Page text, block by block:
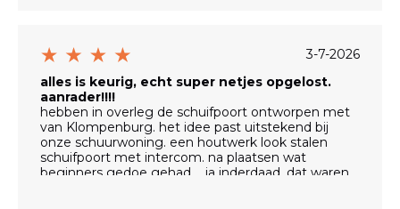
3-7-2026
alles is keurig, echt super netjes opgelost.
aanrader!!!!
hebben in overleg de schuifpoort ontworpen met
van Klompenburg. het idee past uitstekend bij
onze schuurwoning. een houtwerk look stalen
schuifpoort met intercom. na plaatsen wat
beginners gedoe gehad.... ja inderdaad, dat waren